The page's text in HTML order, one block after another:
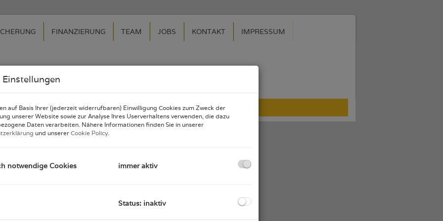
FINANZIERUNG TEAM JOBS KONTAKT IMPRESSUM
|Impressum|Datenschutz
Einstellungen
auf Basis Ihrer (jederzeit widerrufbaren) Einwilligung Cookies zum Zweck der
unserer Website sowie zur Analyse Ihres Userverhaltens verwenden, die dazu
Daten verarbeiten. Nähere Informationen finden Sie in unserer
und unserer Cookie Policy.
notwendige Cookies immer aktiv
Status: inaktiv